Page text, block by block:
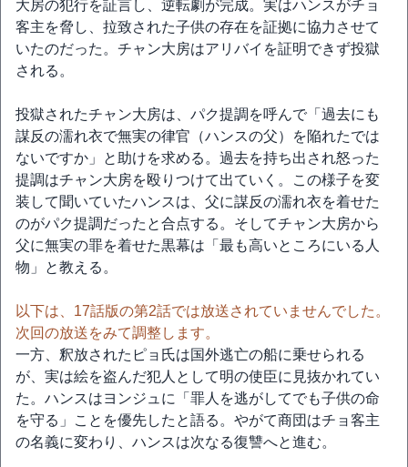
大房の犯行を証言し、逆転劇が完成。実はハンスがチョ
客主を脅し、拉致された子供の存在を証拠に協力させて
いたのだった。チャン大房はアリバイを証明できず投獄
される。
投獄されたチャン大房は、パク提調を呼んで「過去にも
謀反の濡れ衣で無実の律官（ハンスの父）を陥れたでは
ないですか」と助けを求める。過去を持ち出され怒った
提調はチャン大房を殴りつけて出ていく。この様子を変
装して聞いていたハンスは、父に謀反の濡れ衣を着せた
のがパク提調だったと合点する。そしてチャン大房から
父に無実の罪を着せた黒幕は「最も高いところにいる人
物」と教える。
以下は、17話版の第2話では放送されていませんでした。
次回の放送をみて調整します。
一方、釈放されたピョ氏は国外逃亡の船に乗せられる
が、実は絵を盗んだ犯人として明の使臣に見抜かれてい
た。ハンスはヨンジュに「罪人を逃がしてでも子供の命
を守る」ことを優先したと語る。やがて商団はチョ客主
の名義に変わり、ハンスは次なる復讐へと進む。